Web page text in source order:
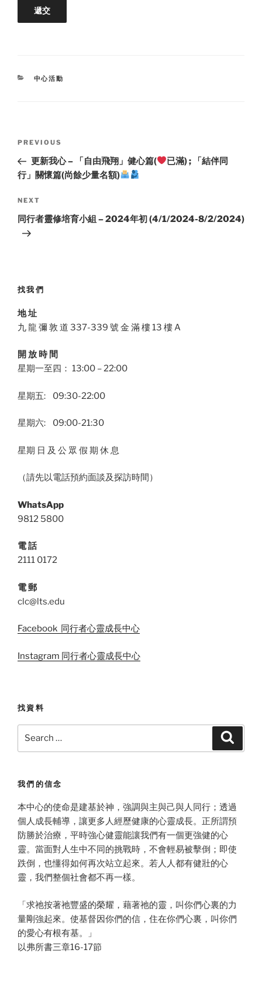
CATEGORIES
中心活動
navigation
Previous
Post
PREVIOUS
更新我心 – 「自由飛翔」健心篇(
已滿) ; 「結伴同
行」關懷篇(尚餘少量名額)
Next
Post
NEXT
同行者靈修培育小組 – 2024年初 (4/1/2024-8/2/2024)
找我們
地 址
九 龍 彌 敦 道 337-339 號 金 滿 樓 13 樓 A
開 放 時 間
星期一至四： 13:00 – 22:00
星期五: 09:30-22:00
星期六: 09:00-21:30
星期 日 及 公 眾 假 期 休 息
（請先以電話預約面談及探訪時間）
WhatsApp
9812 5800
電 話
2111 0172
電 郵
clc@lts.edu
Facebook 同行者心靈成長中心
Instagram 同行者心靈成長中心
找資料
我們的信念
本中心的使命是建基於神，強調與主與己與人同行；透過
個人成長輔導，讓更多人經歷健康的心靈成長。正所謂預
防勝於治療，平時強心健靈能讓我們有一個更強健的心
靈。當面對人生中不同的挑戰時，不會輕易被擊倒；即使
跌倒，也懂得如何再次站立起來。若人人都有健壯的心
靈，我們整個社會都不再一樣。
「求祂按著祂豐盛的榮耀，藉著祂的靈，叫你們心裏的力
量剛強起來。使基督因你們的信，住在你們心裏，叫你們
的愛心有根有基。」
以弗所書三章16-17節